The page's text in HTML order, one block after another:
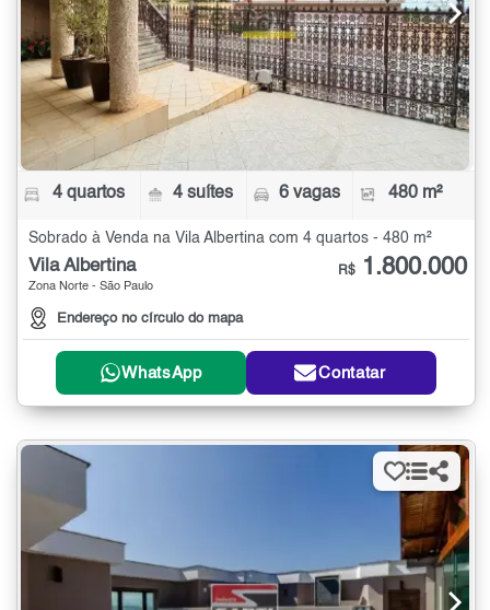
4 quartos 4 suítes 6 vagas 480 m²
Sobrado à Venda na Vila Albertina com 4 quartos - 480 m²
Vila Albertina
Zona Norte - São Paulo
Endereço no círculo do mapa
R$ 1.800.000
WhatsApp Contatar